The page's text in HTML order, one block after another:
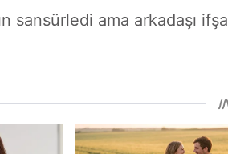
sansürledi ama arkadaşı ifşa